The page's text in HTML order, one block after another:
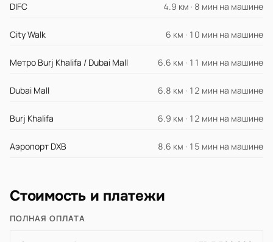
DIFC 4.9 км · 8 мин на машине
City Walk 6 км · 10 мин на машине
Метро Burj Khalifa / Dubai Mall 6.6 км · 11 мин на машине
Dubai Mall 6.8 км · 12 мин на машине
Burj Khalifa 6.9 км · 12 мин на машине
Аэропорт DXB 8.6 км · 15 мин на машине
Стоимость и платежи
ПОЛНАЯ ОПЛАТА